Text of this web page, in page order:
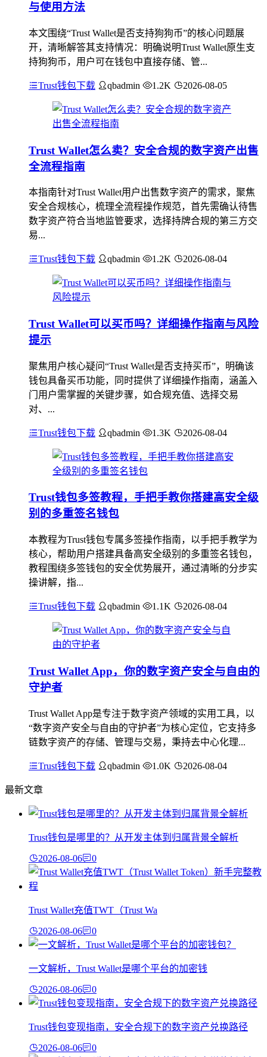
与使用方法
本文围绕“Trust Wallet是否支持狗狗币”的核心问题展
开，清晰解答其支持情况：明确说明Trust Wallet原生支
持狗狗币，用户可在钱包中直接存储、管...
Trust钱包下载 qbadmin 1.2K 2026-08-05
Trust Wallet怎么卖？安全合规的数字资产出售
全流程指南
本指南针对Trust Wallet用户出售数字资产的需求，聚焦
安全合规核心，梳理全流程操作规范，首先需确认待售
数字资产符合当地监管要求，选择持牌合规的第三方交
易...
Trust钱包下载 qbadmin 1.2K 2026-08-04
Trust Wallet可以买币吗？详细操作指南与风险
提示
聚焦用户核心疑问“Trust Wallet是否支持买币”，明确该
钱包具备买币功能，同时提供了详细操作指南，涵盖入
门用户需掌握的关键步骤，如合规充值、选择交易
对、...
Trust钱包下载 qbadmin 1.3K 2026-08-04
Trust钱包多签教程，手把手教你搭建高安全级
别的多重签名钱包
本教程为Trust钱包专属多签操作指南，以手把手教学为
核心，帮助用户搭建具备高安全级别的多重签名钱包，
教程围绕多签钱包的安全优势展开，通过清晰的分步实
操讲解，指...
Trust钱包下载 qbadmin 1.1K 2026-08-04
Trust Wallet App，你的数字资产安全与自由的
守护者
Trust Wallet App是专注于数字资产领域的实用工具，以
“数字资产安全与自由的守护者”为核心定位，它支持多
链数字资产的存储、管理与交易，秉持去中心化理...
Trust钱包下载 qbadmin 1.0K 2026-08-04
最新文章
Trust钱包是哪里的？从开发主体到归属背景全解析
2026-08-06 0
Trust Wallet充值TWT（Trust Wa
2026-08-06 0
一文解析，Trust Wallet是哪个平台的加密钱
2026-08-06 0
Trust钱包变现指南，安全合规下的数字资产兑换路径
2026-08-06 0